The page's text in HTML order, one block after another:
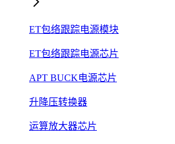
ET包络跟踪电源模块
ET包络跟踪电源芯片
APT BUCK电源芯片
升降压转换器
运算放大器芯片